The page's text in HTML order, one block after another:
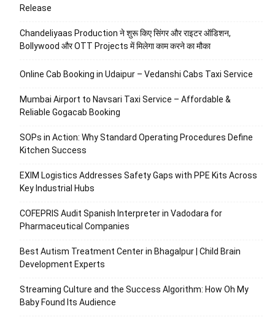
Release
Chandeliyaas Production ने शुरू किए सिंगर और राइटर ऑडिशन,
Bollywood और OTT Projects में मिलेगा काम करने का मौका
Online Cab Booking in Udaipur – Vedanshi Cabs Taxi Service
Mumbai Airport to Navsari Taxi Service – Affordable &
Reliable Gogacab Booking
SOPs in Action: Why Standard Operating Procedures Define
Kitchen Success
EXIM Logistics Addresses Safety Gaps with PPE Kits Across
Key Industrial Hubs
COFEPRIS Audit Spanish Interpreter in Vadodara for
Pharmaceutical Companies
Best Autism Treatment Center in Bhagalpur | Child Brain
Development Experts
Streaming Culture and the Success Algorithm: How Oh My
Baby Found Its Audience